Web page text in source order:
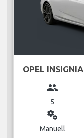
OPEL INSIGNIA
group
5
miscellaneous_services
Manuell